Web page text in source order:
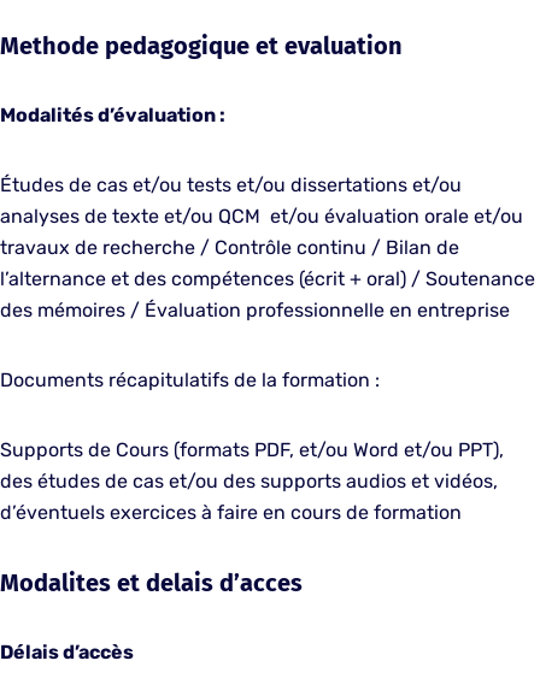
Methode pedagogique et evaluation
Modalités d’évaluation :
Études de cas et/ou tests et/ou dissertations et/ou
analyses de texte et/ou QCM et/ou évaluation orale et/ou
travaux de recherche / Contrôle continu / Bilan de
l’alternance et des compétences (écrit + oral) / Soutenance
des mémoires / Évaluation professionnelle en entreprise
Documents récapitulatifs de la formation :
Supports de Cours (formats PDF, et/ou Word et/ou PPT),
des études de cas et/ou des supports audios et vidéos,
d’éventuels exercices à faire en cours de formation
Modalites et delais d’acces
Délais d’accès